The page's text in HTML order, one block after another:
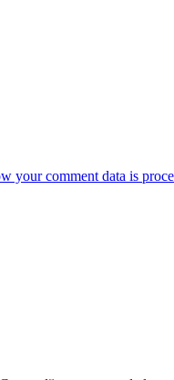
your comment data is